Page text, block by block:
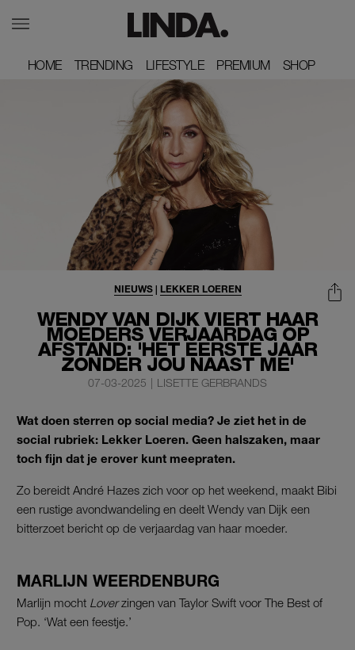
HOME
HOME TRENDING
TRENDING LIFESTYLE
LIFESTYLE PREMIUM
PREMIUM SHOP
SHOP
WENDY VAN DIJK VIERT HAAR
MOEDERS VERJAARDAG OP
AFSTAND: 'HET EERSTE JAAR
ZONDER JOU NAAST ME'
NIEUWS| LEKKER LOEREN
07-03-2025 | LISETTE GERBRANDS
Wat doen sterren op social media? Je ziet het in de
social rubriek: Lekker Loeren. Geen halszaken, maar
toch fijn dat je erover kunt meepraten.
Zo bereidt André Hazes zich voor op het weekend, maakt Bibi
een rustige avondwandeling en deelt Wendy van Dijk een
bitterzoet bericht op de verjaardag van haar moeder.
MARLIJN WEERDENBURG
Marlijn mocht Loverzingen van Taylor Swift voor The Best of
Pop. ‘Wat een feestje.’